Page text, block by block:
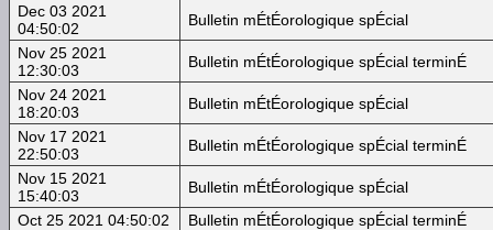
Dec 03 2021
04:50:02
Bulletin mÉtÉorologique spÉcial
Nov 25 2021
12:30:03
Bulletin mÉtÉorologique spÉcial terminÉ
Nov 24 2021
18:20:03
Bulletin mÉtÉorologique spÉcial
Nov 17 2021
22:50:03
Bulletin mÉtÉorologique spÉcial terminÉ
Nov 15 2021
15:40:03
Bulletin mÉtÉorologique spÉcial
Oct 25 2021 04:50:02
Bulletin mÉtÉorologique spÉcial terminÉ